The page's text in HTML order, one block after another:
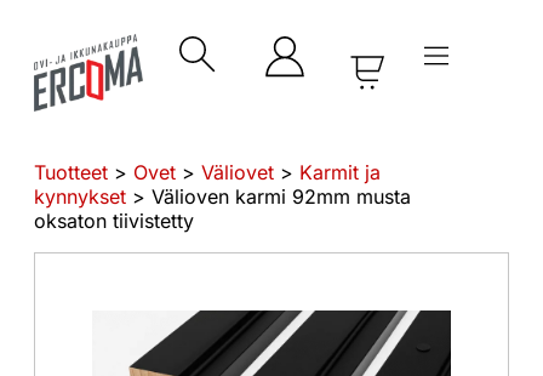
Tuotteet > Ovet > Väliovet > Karmit ja
kynnykset > Välioven karmi 92mm musta
oksaton tiivistetty